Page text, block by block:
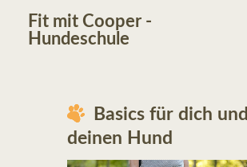
Fit mit Cooper -
Hundeschule
Basics für dich und
deinen Hund